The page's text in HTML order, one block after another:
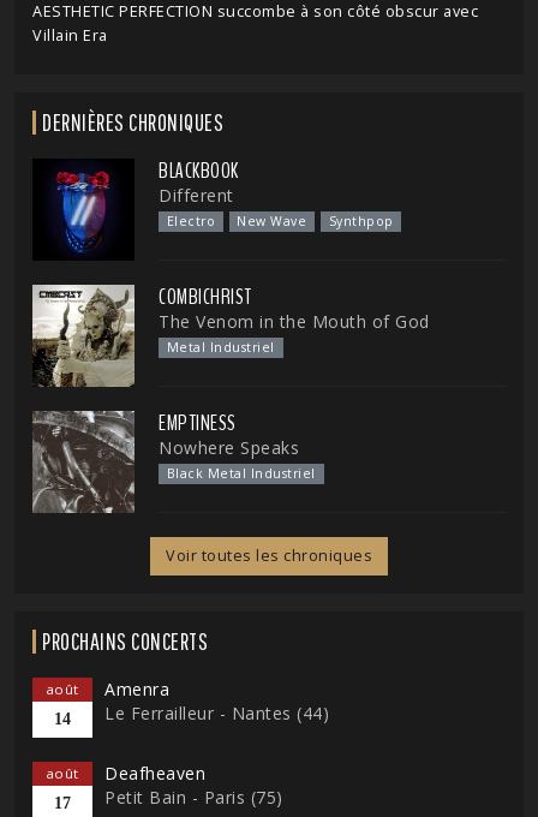
AESTHETIC PERFECTION succombe à son côté obscur avec
Villain Era
DERNIÈRES CHRONIQUES
BLACKBOOK
Different
Electro New Wave Synthpop
COMBICHRIST
The Venom in the Mouth of God
Metal Industriel
EMPTINESS
Nowhere Speaks
Black Metal Industriel
Voir toutes les chroniques
PROCHAINS CONCERTS
août
14
Amenra
Le Ferrailleur - Nantes (44)
août
17
Deafheaven
Petit Bain - Paris (75)